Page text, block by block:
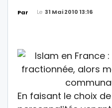
Par Le 31 Mai 2010 13:16
En faisant le choix